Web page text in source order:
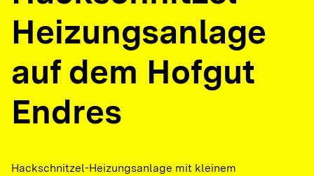
Heizungsanlage
auf dem Hofgut
Endres
Hackschnitzel-Heizungsanlage mit kleinem